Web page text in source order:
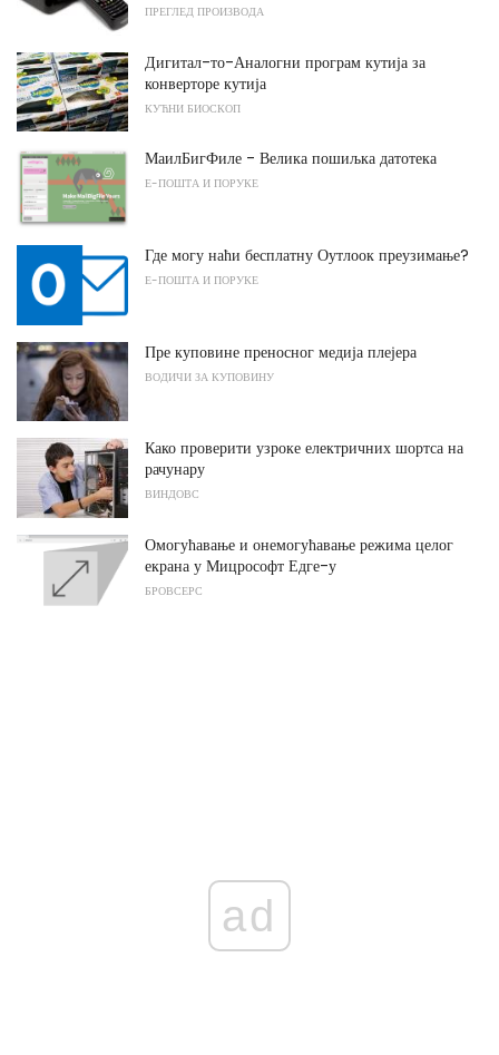
ПРЕГЛЕД ПРОИЗВОДА
Дигитал-то-Аналогни програм кутија за
конверторе кутија
КУЋНИ БИОСКОП
МаилБигФиле - Велика пошиљка датотека
Е-ПОШТА И ПОРУКЕ
Где могу наћи бесплатну Оутлоок преузимање?
Е-ПОШТА И ПОРУКЕ
Пре куповине преносног медија плејера
ВОДИЧИ ЗА КУПОВИНУ
Како проверити узроке електричних шортса на
рачунару
ВИНДОВС
Омогућавање и онемогућавање режима целог
екрана у Мицрософт Едге-у
БРОВСЕРС
ad